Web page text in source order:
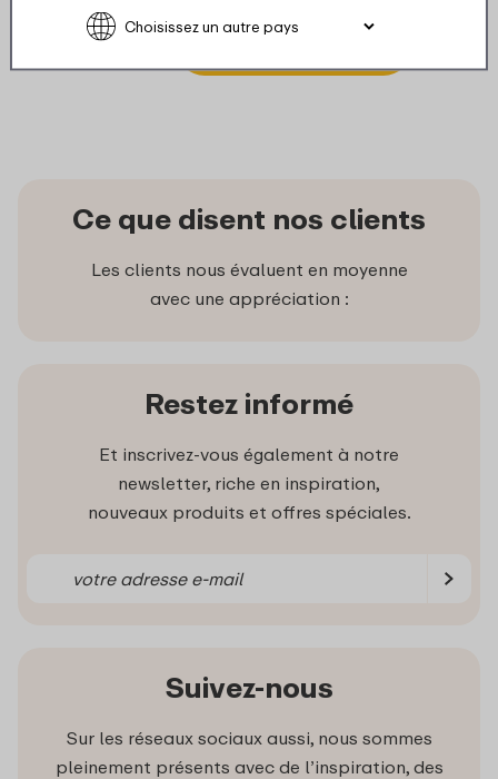
Ce que disent nos clients
Les clients nous évaluent en moyenne
avec une appréciation :
Restez informé
Et inscrivez-vous également à notre
newsletter, riche en inspiration,
nouveaux produits et offres spéciales.
Suivez-nous
Sur les réseaux sociaux aussi, nous sommes
pleinement présents avec de l’inspiration, des